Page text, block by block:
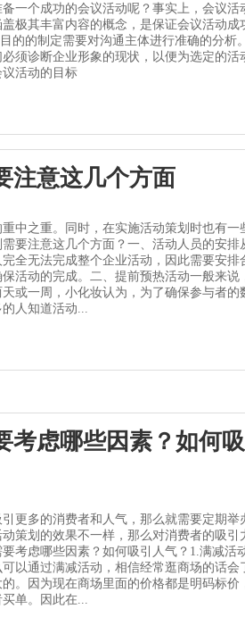
一个成功的会议活动呢？事实上，会议活
极其丰富内容的概念，是保证会议活动成
的的制定需要对沟通主体进行准确的分析
须诊断企业形象的现状，以便为选定的活
活动的目标
注意这几个方面
中之重。同时，在实施活动策划时也有一
要注意这几个方面？一、活动人员的安排
全无法完成整个企业活动，因此需要安排
活动的完成。二、提前预热活动一般来说
或一周，小化妆认为，为了确保参与者的
人知道活动...
考虑哪些因素？如何吸
更多的消费者和人气，那么就需要定期举
策划的效果不一样，那么对消费者的吸引
考虑哪些因素？如何吸引人气？1.满减活
以通过满减活动，相信经常逛商场的话会
。因为现在商场里面的价格都是明码标价
单。因此在...